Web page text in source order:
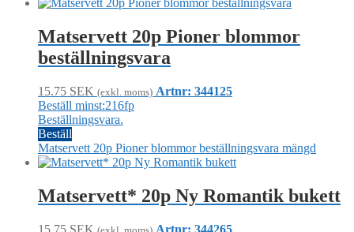
Matservett 20p Pioner blommor
beställningsvara
15.75 SEK (exkl. moms) Artnr: 344125
Beställ minst:216fp
Beställningsvara.
Beställ
Matservett 20p Pioner blommor beställningsvara mängd
Matservett* 20p Ny Romantik bukett
15.75 SEK
Artnr: 344265